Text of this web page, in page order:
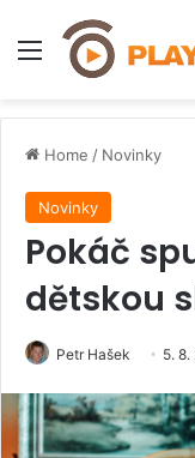
Menu
Home / Novinky
Novinky
Pokáč
dětskou
Petr Hašek 5.